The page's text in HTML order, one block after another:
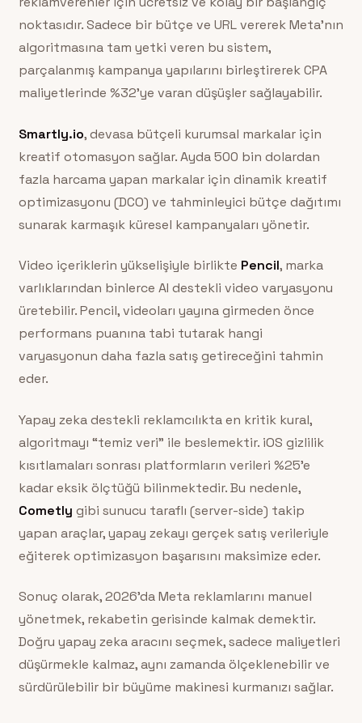
noktasıdır. Sadece bir bütçe ve URL vererek Meta’nın
algoritmasına tam yetki veren bu sistem,
parçalanmış kampanya yapılarını birleştirerek CPA
maliyetlerinde %32’ye varan düşüşler sağlayabilir.
Smartly.io, devasa bütçeli kurumsal markalar için
kreatif otomasyon sağlar. Ayda 500 bin dolardan
fazla harcama yapan markalar için dinamik kreatif
optimizasyonu (DCO) ve tahminleyici bütçe dağıtımı
sunarak karmaşık küresel kampanyaları yönetir.
Video içeriklerin yükselişiyle birlikte Pencil, marka
varlıklarından binlerce AI destekli video varyasyonu
üretebilir. Pencil, videoları yayına girmeden önce
performans puanına tabi tutarak hangi
varyasyonun daha fazla satış getireceğini tahmin
eder.
Yapay zeka destekli reklamcılıkta en kritik kural,
algoritmayı “temiz veri” ile beslemektir. iOS gizlilik
kısıtlamaları sonrası platformların verileri %25’e
kadar eksik ölçtüğü bilinmektedir. Bu nedenle,
Cometly gibi sunucu taraflı (server-side) takip
yapan araçlar, yapay zekayı gerçek satış verileriyle
eğiterek optimizasyon başarısını maksimize eder.
Sonuç olarak, 2026’da Meta reklamlarını manuel
yönetmek, rekabetin gerisinde kalmak demektir.
Doğru yapay zeka aracını seçmek, sadece maliyetleri
düşürmekle kalmaz, aynı zamanda ölçeklenebilir ve
sürdürülebilir bir büyüme makinesi kurmanızı sağlar.